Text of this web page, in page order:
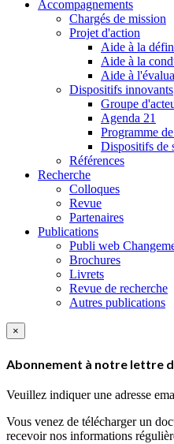
Accompagnements
Chargés de mission
Projet d'action
Aide à la
Aide à la
Aide à
Dispositifs innovants
Groupe
Agenda 21
Programme
Dispositifs de
Références
Recherche
Colloques
Revue
Partenaires
Publications
Publi web
Brochures
Livrets
Revue de recherche
Autres publications
×
Abonnement à notre lettre
Veuillez indiquer une adresse
Vous venez de télécharger un
recevoir nos informations